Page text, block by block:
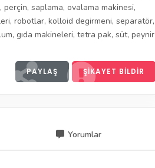
, perçin, saplama, ovalama makinesi,
, robotlar, kolloid degirmeni, separatör,
, gıda makineleri, tetra pak, süt, peynir
PAYLAŞ ŞIKAYET BILDIR
Yorumlar